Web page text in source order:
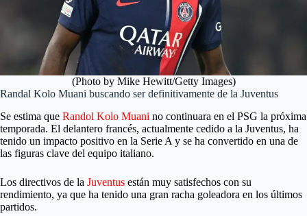
(Photo by Mike Hewitt/Getty Images)
Randal Kolo Muani buscando ser definitivamente de la Juventus
Se estima que Randol Kolo Muani no continuara en el PSG la próxima
temporada. El delantero francés, actualmente cedido a la Juventus, ha
tenido un impacto positivo en la Serie A y se ha convertido en una de
las figuras clave del equipo italiano.
Los directivos de la Juventus están muy satisfechos con su
rendimiento, ya que ha tenido una gran racha goleadora en los últimos
partidos.